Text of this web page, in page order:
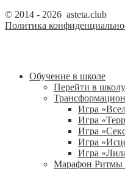
© 2014 - 2026 asteta.club
Политика
Обучение в школе
Перейти в школу
Игра
Игра
Игра
Игра
Игра
Марафон Ритмы